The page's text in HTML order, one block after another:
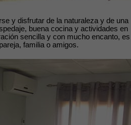
y disfrutar de la naturaleza y de una
buena cocina y actividades en
sencilla y con mucho encanto, es
familia o amigos.